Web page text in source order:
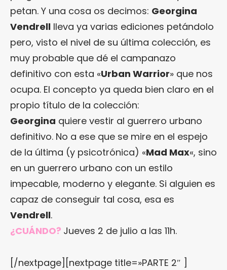
petan. Y una cosa os decimos: Georgina
Vendrell lleva ya varias ediciones petándolo
pero, visto el nivel de su última colección, es
muy probable que dé el campanazo
definitivo con esta «Urban Warrior» que nos
ocupa. El concepto ya queda bien claro en el
propio título de la colección:
Georgina quiere vestir al guerrero urbano
definitivo. No a ese que se mire en el espejo
de la última (y psicotrónica) «Mad Max«, sino
en un guerrero urbano con un estilo
impecable, moderno y elegante. Si alguien es
capaz de conseguir tal cosa, esa es
Vendrell.
¿CUÁNDO? Jueves 2 de julio a las 11h.
[/nextpage][nextpage title=»PARTE 2″ ]